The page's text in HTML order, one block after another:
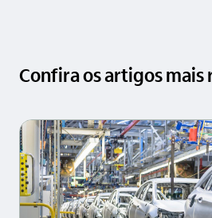
Confira os artigos mais